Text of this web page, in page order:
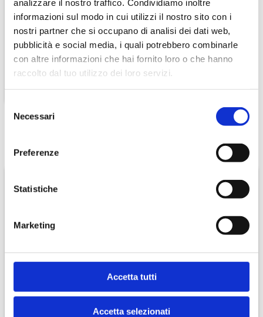
analizzare il nostro traffico. Condividiamo inoltre
informazioni sul modo in cui utilizzi il nostro sito con i
nostri partner che si occupano di analisi dei dati web,
pubblicità e social media, i quali potrebbero combinarle
con altre informazioni che hai fornito loro o che hanno
raccolto dal tuo utilizzo dei loro servizi.
delNecessari
Preferenze
Statistiche
Marketing
Accetta tutti
Accetta selezionati
12 Lattine 33 Cl. Sprite
€ 11,70
Special Dog Premium
€ 23,38
-9%
Regina Carta Igienica 8
€ 11,00